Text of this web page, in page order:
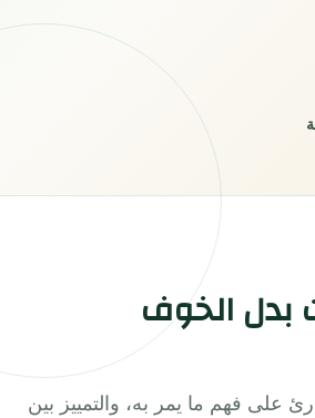
بدل الخوف
على فهم ما يمر به، والتمييز بين